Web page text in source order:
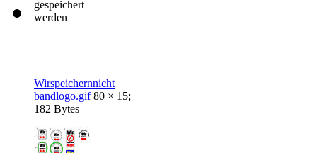
gespeichert
werden
Wirspeichernnicht
bandlogo.gif80 × 15;
182 Bytes